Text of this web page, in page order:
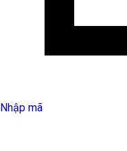
Nhập mã